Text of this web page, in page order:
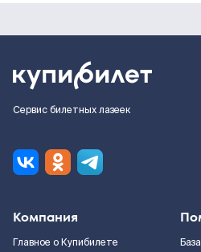
Сервис билетных лазеек
Компания
Главное о Купибилете